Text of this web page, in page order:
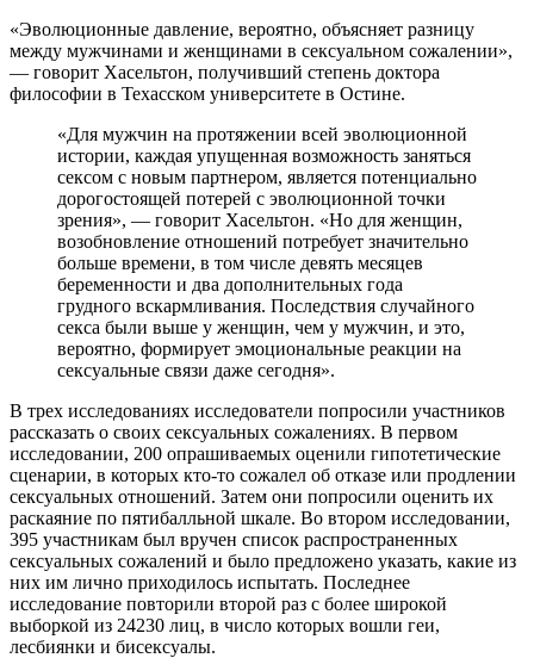
«Эволюционные давление, вероятно, объясняет разницу
между мужчинами и женщинами в сексуальном сожалении»,
— говорит Хасельтон, получивший степень доктора
философии в Техасском университете в Остине.
«Для мужчин на протяжении всей эволюционной
истории, каждая упущенная возможность заняться
сексом с новым партнером, является потенциально
дорогостоящей потерей с эволюционной точки
зрения», — говорит Хасельтон. «Но для женщин,
возобновление отношений потребует значительно
больше времени, в том числе девять месяцев
беременности и два дополнительных года
грудного вскармливания. Последствия случайного
секса были выше у женщин, чем у мужчин, и это,
вероятно, формирует эмоциональные реакции на
сексуальные связи даже сегодня».
В трех исследованиях исследователи попросили участников
рассказать о своих сексуальных сожалениях. В первом
исследовании, 200 опрашиваемых оценили гипотетические
сценарии, в которых кто-то сожалел об отказе или продлении
сексуальных отношений. Затем они попросили оценить их
раскаяние по пятибалльной шкале. Во втором исследовании,
395 участникам был вручен список распространенных
сексуальных сожалений и было предложено указать, какие из
них им лично приходилось испытать. Последнее
исследование повторили второй раз с более широкой
выборкой из 24230 лиц, в число которых вошли геи,
лесбиянки и бисексуалы.